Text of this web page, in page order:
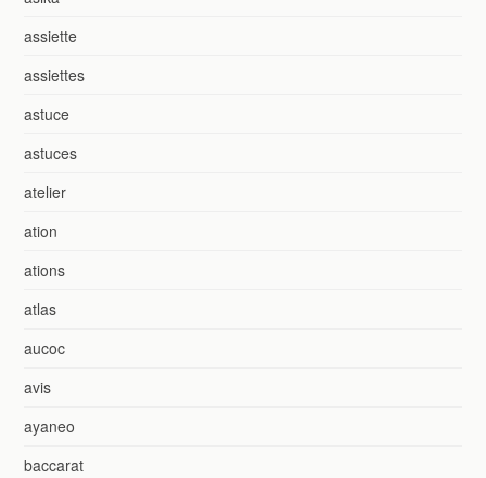
assiette
assiettes
astuce
astuces
atelier
ation
ations
atlas
aucoc
avis
ayaneo
baccarat